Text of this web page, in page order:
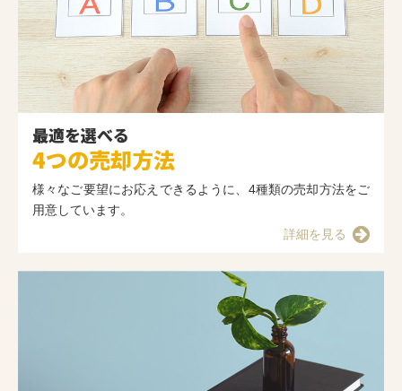
最適を選べる
4つの売却方法
様々なご要望にお応えできるように、4種類の売却方法をご
用意しています。
詳細を見る